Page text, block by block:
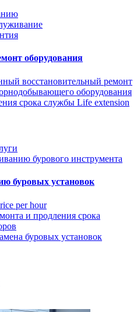
оборудования
восстановительный ремонт
оборудования
срока службы Life extension
бурового инструмента
буровых установок
per hour
и продления срока
буровых установок